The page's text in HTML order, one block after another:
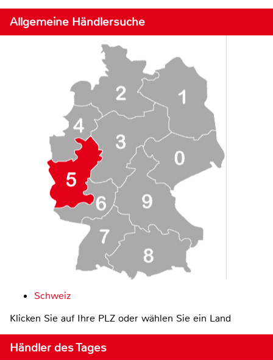
Allgemeine Händlersuche
Schweiz
Klicken Sie auf Ihre PLZ oder wählen Sie ein Land
Händler des Tages